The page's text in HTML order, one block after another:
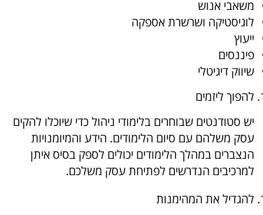
משאבי אנוש
לוגיסטיקה ושרשרת אספקה
ייעוץ
פיננסים
שיווק דיגיטלי
להפוך ליזמים
יש סטודנטים שבוחרים בלימודי ניהול כדי שיוכלו להקים
עסק משלהם עם סיום הלימודים. הידע והמיומנויות
הנצברים במהלך הלימודים יכולים לספק בסיס איתן
למרכיבים הנדרשים לפתיחת עסק משלכם.
להגדיל את המהימנות